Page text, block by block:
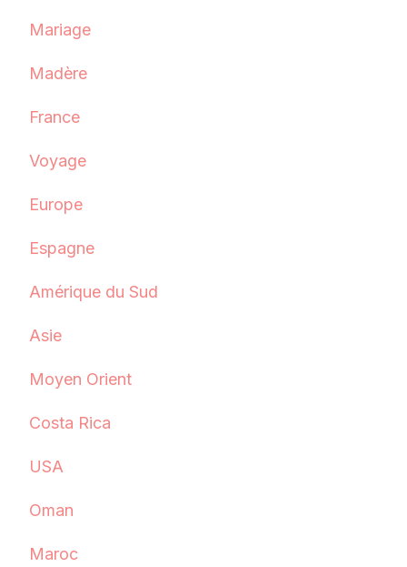
Mariage
Madère
France
Voyage
Europe
Espagne
Amérique du Sud
Asie
Moyen Orient
Costa Rica
USA
Oman
Maroc